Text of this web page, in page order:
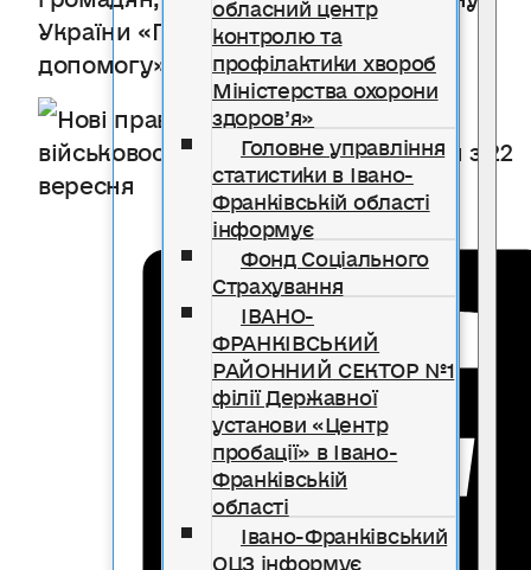
контролю та
профілактики хвороб
Міністерства охорони
здоров’я»
Головне управління
статистики в Івано-
Франківській області
інформує
Фонд Соціального
Страхування
ІВАНО-
ФРАНКІВСЬКИЙ
РАЙОННИЙ СЕКТОР №1
філії Державної
установи «Центр
пробації» в Івано-
Франківській
області
Івано-Франківський
ОЦЗ інформує
України «Про безоплатну правничу
допомогу».